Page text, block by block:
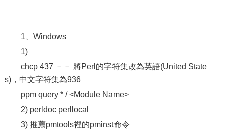
1、Windows
1)
chcp 437 －－ 將Perl的字符集改為英語(United State
s)，中文字符集為936
ppm query * / <Module Name>
2) perldoc perllocal
3) 推薦pmtools裡的pminst命令